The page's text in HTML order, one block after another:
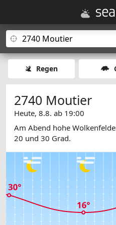
Regen
2740 Moutier
Heute, 8.8. ab 19:00
Am Abend hohe
20 und 30 Grad.